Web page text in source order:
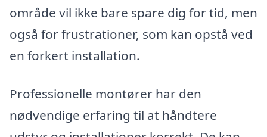
område vil ikke bare spare dig for tid, men
også for frustrationer, som kan opstå ved
en forkert installation.
Professionelle montører har den
nødvendige erfaring til at håndtere